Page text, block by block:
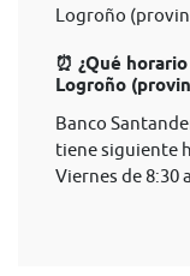
Logroño
⏰ ¿Qué
Logroño
Banco
tiene siguiente
Viernes de 8:30